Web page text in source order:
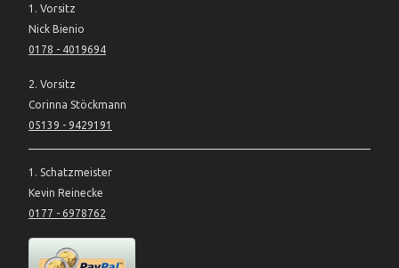
1. Vorsitz
Nick Bienio
0178 - 4019694
2. Vorsitz
Corinna Stöckmann
05139 - 9429191
1. Schatzmeister
Kevin Reinecke
0177 - 6978762